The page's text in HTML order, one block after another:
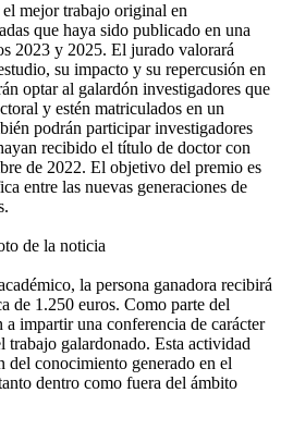
mejor trabajo original en
que haya sido publicado en una
2023 y 2025. El jurado valorará
su impacto y su repercusión en
optar al galardón investigadores que
y estén matriculados en un
podrán participar investigadores
recibido el título de doctor con
de 2022. El objetivo del premio es
entre las nuevas generaciones de
la persona ganadora recibirá
de 1.250 euros. Como parte del
impartir una conferencia de carácter
galardonado. Esta actividad
del conocimiento generado en el
dentro como fuera del ámbito